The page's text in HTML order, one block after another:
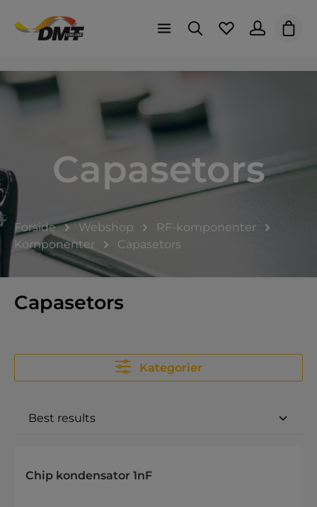
Capasetors
Forside Webshop
RF-komponenter
Komponenter
Capasetors
Capasetors
Kategorier
Chip kondensator 1nF